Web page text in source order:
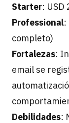
Starter:
Professional:
completo)
Fortalezas:
email se
Debilidades: